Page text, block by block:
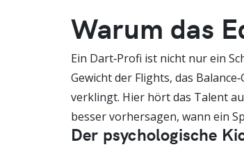
Warum das
Ein Dart‑Profi ist nicht nur ein
Gewicht der Flights, das
verklingt. Hier hört das Talent
besser vorhersagen, wann ein
Der psychologische